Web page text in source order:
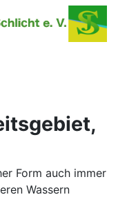
Form auch immer
Wassern